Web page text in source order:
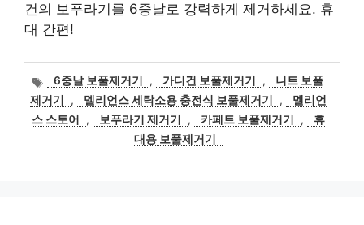
건의 보푸라기를 6중날로 강력하게 제거하세요. 휴
대 간편!
태
그
6중날 보풀제거기 , 가디건 보풀제거기 ,
니트 보풀
제거기
, 멜리언스 세탁소용 충전식 보풀제거기 ,
멜리언
스 스토어
, 보푸라기 제거기 , 카페트 보풀제거기 ,
휴
대용 보풀제거기